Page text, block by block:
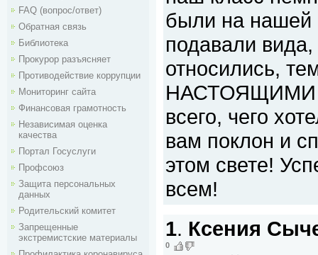
FAQ (вопрос/ответ)
Обратная связь
Библиотека
Прокурор разъясняет
Противодействие коррупции
Мониторинг сайта
Финансовая грамотность
Независимая оценка
качества
Портал Госуслуги
Профсоюз
Защита персональных
данных
Родительский комитет
Запрещенные
экстремистские материалы
были на нашей
подавали
относились,
НАСТОЯЩИМИ
всего, чего
вам поклон и
этом свете!
всем!
1. Ксения
0